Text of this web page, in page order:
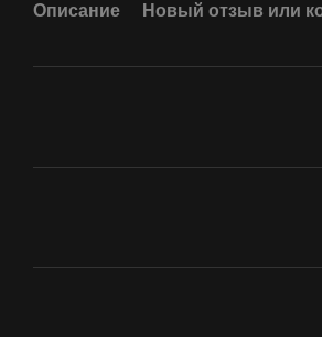
Описание Новый отзыв или